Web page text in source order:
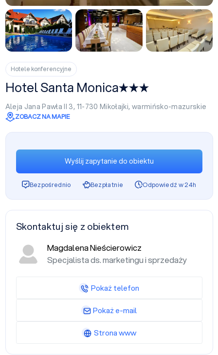
Hotele konferencyjne
Hotel Santa Monica
Aleja Jana Pawła II 3, 11-730Mikołajki, warmińsko-mazurskie
ZOBACZ NA MAPIE
Wyślij zapytanie do obiektu
Bezpośrednio Bezpłatnie Odpowiedź w 24h
Skontaktuj się z obiektem
Magdalena Nieścierowicz
Specjalista ds. marketingu i sprzedaży
Pokaż telefon
Pokaż e-mail
Strona www